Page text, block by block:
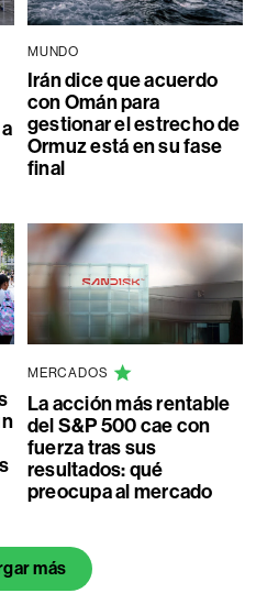
MUNDO
Irán dice que acuerdo
con Omán para
gestionar el estrecho de
Ormuz está en su fase
final
MERCADOS
La acción más rentable
del S&P 500 cae con
fuerza tras sus
resultados: qué
preocupa al mercado
más